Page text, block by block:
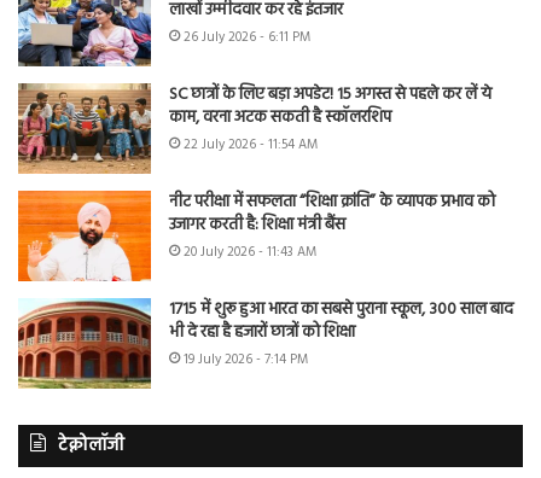
लाखों उम्मीदवार कर रहे इंतजार
26 July 2026 - 6:11 PM
SC छात्रों के लिए बड़ा अपडेट! 15 अगस्त से पहले कर लें ये
काम, वरना अटक सकती है स्कॉलरशिप
22 July 2026 - 11:54 AM
नीट परीक्षा में सफलता “शिक्षा क्रांति” के व्यापक प्रभाव को
उजागर करती है: शिक्षा मंत्री बैंस
20 July 2026 - 11:43 AM
1715 में शुरू हुआ भारत का सबसे पुराना स्कूल, 300 साल बाद
भी दे रहा है हजारों छात्रों को शिक्षा
19 July 2026 - 7:14 PM
टेक्नोलॉजी